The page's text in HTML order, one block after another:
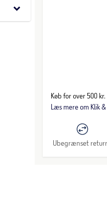
keyboard_arrow_down
Køb for over 500
Læs mere om Klik
Ubegrænset